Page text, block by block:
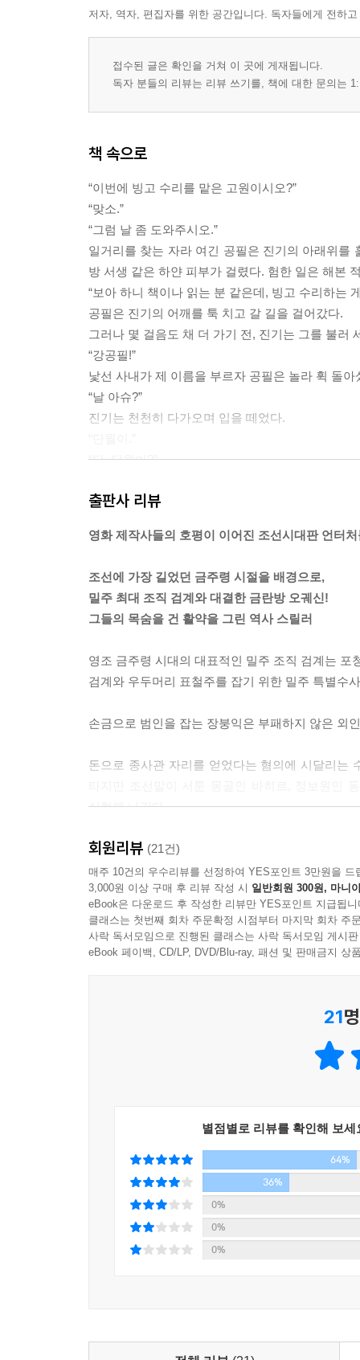
저자, 역자, 편집자를 위한 공간입니다. 독자들에게 전하
접수된 글은 확인을 거쳐 이 곳에 게재됩니다.
독자 분들의 리뷰는 리뷰 쓰기를, 책에 대한 문의는
책 속으로
“이번에 빙고 수리를 맡은 고원이시오?”
“맞소.”
“그럼 날 좀 도와주시오.”
일거리를 찾는 자라 여긴 공필은 진기의 아래위를
방 서생 같은 하얀 피부가 걸렸다. 험한 일은 해본
“보아 하니 책이나 읽는 분 같은데, 빙고 수리하는
공필은 진기의 어깨를 툭 치고 갈 길을 걸어갔다.
그러나 몇 걸음도 채 더 가기 전, 진기는 그를 불러
“강공필!”
낯선 사내가 제 이름을 부르자 공필은 놀라 휙 돌아
“날 아슈?”
진기는 천천히 다가오며 입을 떼었다.
“단, 단월이?”
“당신이 내 딸을 어떻게 알아?”
순식간에 공필의 코앞까지 다가선 진기는 그의 발
그때 마침 등불 하나가 훅 꺼졌다.
혹 저것이 신호일까 싶어 붕익은 자신도 모르게
붕익은 다시 달렸다. 그리고 머릿속에 서린동 거
동에 도착하려면 멀었지만, 그렇게라도 하지 않으
앞쪽에서 다급한 말발굽 소리가 울렸다. 어둠에
누구든 포청 군사와 마주치지 않는 게 원구에게 좋
말발굽 소리의 주인은 검계의 수장 표철주였다.---
“전하, 다른 하명이 없으시면 소신 그만 물러나겠습
임금의 입이 쉽게 열릴 기미를 보이지 않았다.
순항은 인내심을 갖고 임금의 허락이 떨어지길 기
이윽고 임금이 고개를 들어 빤히 순항을 쳐다보
순항은 허리를 숙여 자연스럽게 주령구를 줍고 임
임금은 옥좌에서 일어나 천천히 마루로 내려왔다.
일부러 순항에게 굴려 보낸 것이지만, 임금은 아는
“어차피 내 손을 떠나 대감 손에 들어간 것이니 알
임금은 순항의 곁을 지나면서 이렇게 웅얼거렸다
그러나 이 주령구는 순항의 맘대로 할 수 있는 물
이건 어명이었다. 순항에게 내린 임금의 은밀한
임금은 부왕의 정치를 지켜보며 사람의 마음은
출판사 리뷰
영화 제작사들의 호평이 이어진 조선시대판 언터
조선에 가장 길었던 금주령 시절을 배경으로,
밀주 최대 조직 검계와 대결한 금란방 오궤신!
그들의 목숨을 건 활약을 그린 역사 스릴러
영조 금주령 시대의 대표적인 밀주 조직 검계는
검계와 우두머리 표철주를 잡기 위한 밀주 특별수
손금으로 범인을 잡는 장붕익은 부패하지 않은 외
돈으로 종사관 자리를 얻었다는 혐의에 시달리는
실현해 나간다.
밀주 최대조직 검계 표철주 VS 밀주 소탕기관 금란
영조 시대 검계의 우두머리로 유명했던 표철주와
야사에는 위세 높던 표철주도 장붕익이 뜨면 두려
마피아 검계, 검계특별수사대 금란방이 등장하는
시기가 있었다는 사실!
바로 영조 재위 기간이었다. 오랜 가뭄으로 고
기점으로 독버섯처럼 퍼져나갔다.
영조가 직접 칼을 들고 술을 마신 관료를 죽이면
회원리뷰 (21건)
매주 10건의 우수리뷰를 선정하여 YES포인트 3만원을 드
3,000원 이상 구매 후 리뷰 작성 시 일반회원 300원, 마니
eBook은 다운로드 후 작성한 리뷰만 YES포인트 지급됩니
클래스는 첫번째 회차 주문확정 시점부터 마지막 회차 주
사락 독서모임으로 진행된 클래스는 사락 독서모임 게시
eBook 페이백, CD/LP, DVD/Blu-ray, 패션 및 판매금지 상
21
별점별로 리뷰를 확인해 보세
64%
36%
0%
0%
0%